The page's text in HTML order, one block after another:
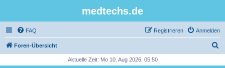
medtechs.de
FAQ Anmelden
Registrieren
Foren-Übersicht
Aktuelle Zeit: Mo 10. Aug 2026, 05:50